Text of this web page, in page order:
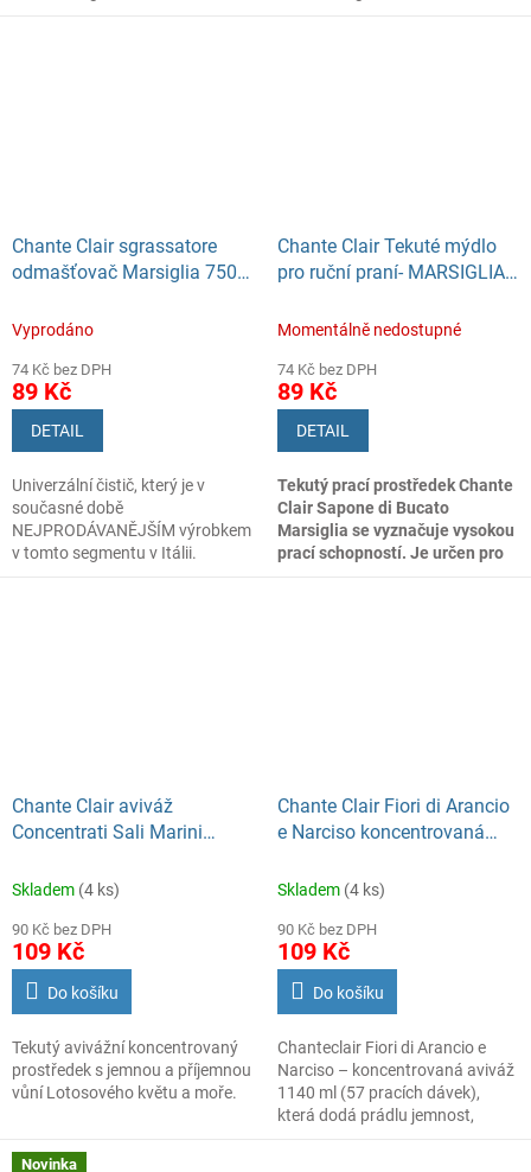
Chante Clair sgrassatore
odmašťovač Marsiglia 750
Vyprodáno
74 Kč bez DPH
89 Kč
DETAIL
Univerzální čistič, který je v
současné době
NEJPRODÁVANĚJŠÍM výrobkem
v tomto segmentu v Itálii.
Chante Clair Tekuté mýdlo
pro ruční praní- MARSIGLIA
Momentálně nedostupné
74 Kč bez DPH
89 Kč
DETAIL
Tekutý prací prostředek Chante
Clair Sapone di Bucato
Marsiglia se vyznačuje vysokou
prací schopností. Je určen pro
Chante Clair aviváž
Concentrati Sali Marini
Skladem (4 ks)
90 Kč bez DPH
109 Kč
Do košíku
Tekutý avivážní koncentrovaný
prostředek s jemnou a příjemnou
vůní Lotosového květu a moře.
Chante Clair Fiori di Arancio
e Narciso koncentrovaná
Skladem (4 ks)
90 Kč bez DPH
109 Kč
Do košíku
Chanteclair Fiori di Arancio e
Narciso – koncentrovaná aviváž
1140 ml (57 pracích dávek),
která dodá prádlu jemnost,
Novinka